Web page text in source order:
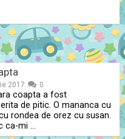
2017 0
coapta a fost
de pitic. O mananca cu
rondea de orez cu susan.
ca-mi …